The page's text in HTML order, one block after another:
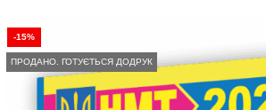
-15%
ПРОДАНО. ГОТУЄТЬСЯ ДОДРУК